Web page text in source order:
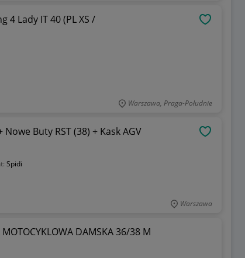
4 Lady IT 40 (PL XS /
Warszawa, Praga-Południe
Buty RST (38) + Kask AGV
Spidi
Warszawa
DAMSKA 36/38 M